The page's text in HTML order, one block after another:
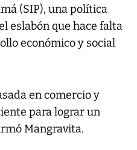
(SIP), una política
eslabón que hace falta
económico y social
en comercio y
para lograr un
Mangravita.